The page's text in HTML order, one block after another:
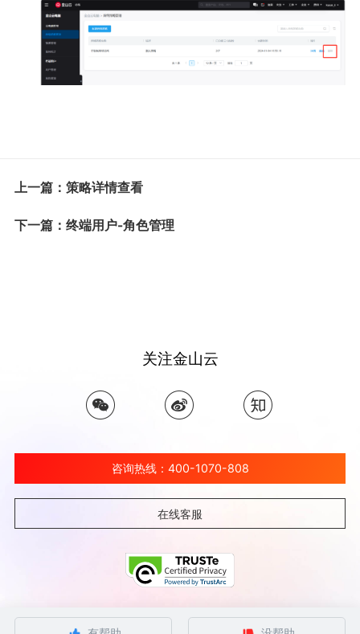
上一篇：策略详情查看
下一篇：终端用户-角色管理
关注金山云
咨询热线：400-1070-808
在线客服
©北京金山云网络技术有限公司 2026 Ksyun All Rights Reserved Kingsoft Corp.